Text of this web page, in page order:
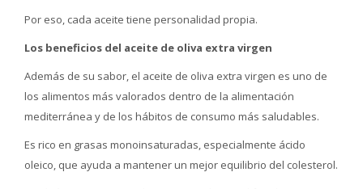
Por eso, cada aceite tiene personalidad propia.
Los beneficios del aceite de oliva extra virgen
Además de su sabor, el aceite de oliva extra virgen es uno de
los alimentos más valorados dentro de la alimentación
mediterránea y de los hábitos de consumo más saludables.
Es rico en grasas monoinsaturadas, especialmente ácido
oleico, que ayuda a mantener un mejor equilibrio del colesterol.